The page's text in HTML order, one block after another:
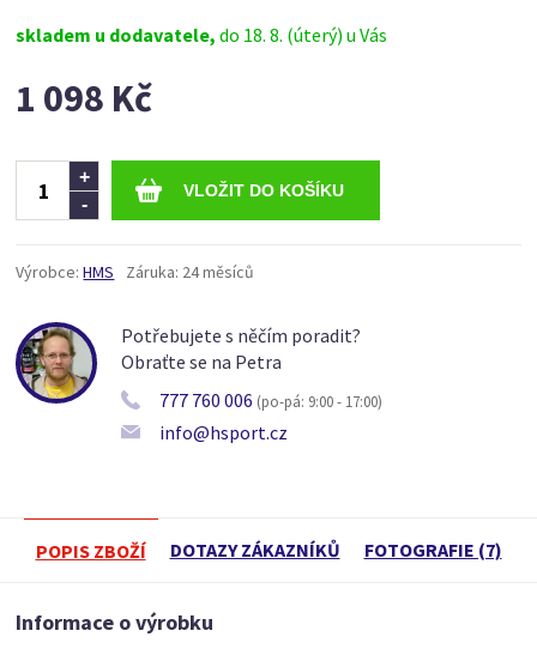
skladem u dodavatele,do 18. 8. (úterý) u Vás
1 098 Kč
-
+
Výrobce: HMS Záruka: 24 měsíců
Potřebujete s něčím poradit?
Obraťte se na Petra
777 760 006 (po-pá: 9:00 - 17:00)
info@hsport.cz
POPIS ZBOŽÍ DOTAZY ZÁKAZNÍKŮ FOTOGRAFIE (7)
Informace o výrobku